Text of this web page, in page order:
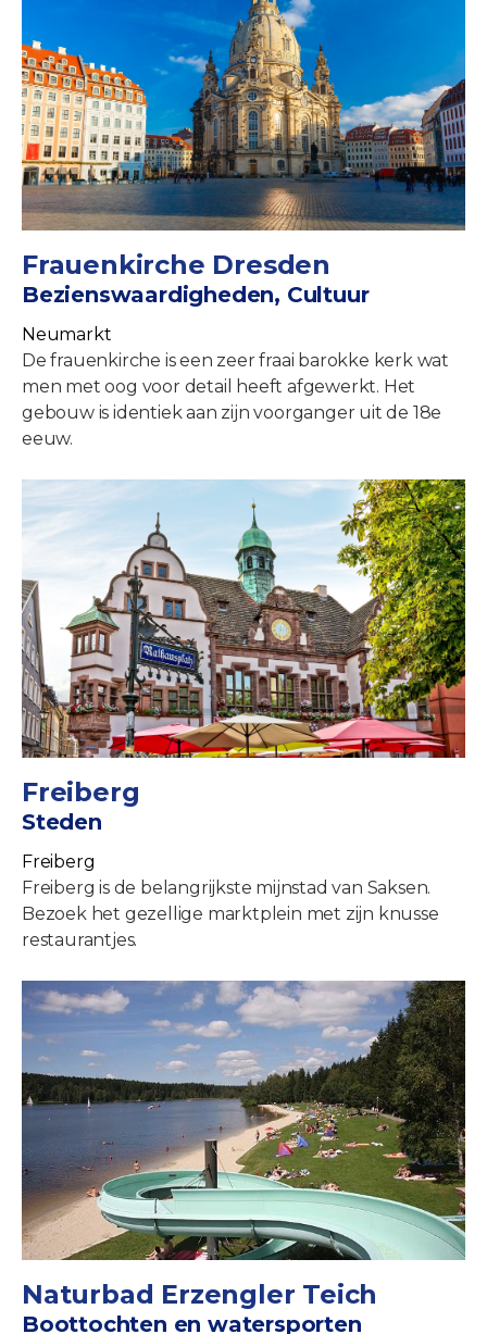
Frauenkirche Dresden
Bezienswaardigheden, Cultuur
Neumarkt
De frauenkirche is een zeer fraai barokke kerk wat
men met oog voor detail heeft afgewerkt. Het
gebouw is identiek aan zijn voorganger uit de 18e
eeuw.
Freiberg
Steden
Freiberg
Freiberg is de belangrijkste mijnstad van Saksen.
Bezoek het gezellige marktplein met zijn knusse
restaurantjes.
Naturbad Erzengler Teich
Boottochten en watersporten